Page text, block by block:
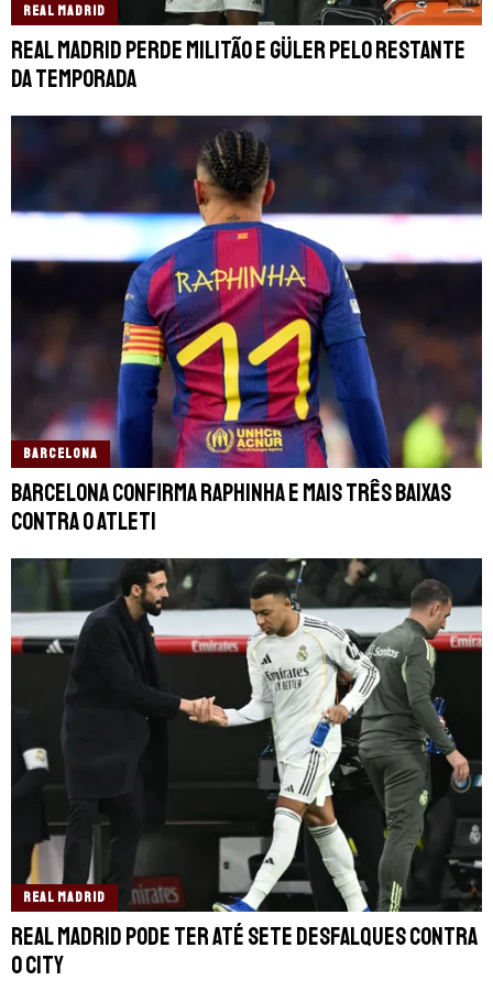
REAL MADRID
Real Madrid perde Militão e Güler pelo restante
da temporada
BARCELONA
Barcelona confirma Raphinha e mais três baixas
contra o Atleti
REAL MADRID
Real Madrid pode ter até sete desfalques contra
o City